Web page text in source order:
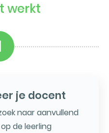
werkt
je docent
naar aanvullend
de leerling